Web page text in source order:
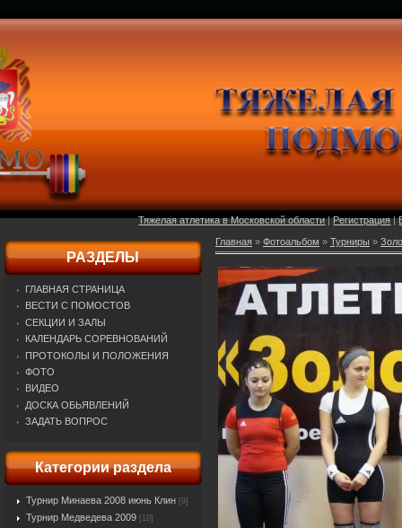
Тяжелая атлетика в Московской области|Регистрация|
РАЗДЕЛЫ
ГЛАВНАЯ СТРАНИЦА
ВЕСТИ С ПОМОСТОВ
СЕКЦИИ И ЗАЛЫ
КАЛЕНДАРЬ СОРЕВНОВАНИЙ
ПРОТОКОЛЫ И ПОЛОЖЕНИЯ
ФОТО
ВИДЕО
ДОСКА ОБЬЯВЛЕНИЙ
ЗАДАТЬ ВОПРОС
Категории раздела
Турнир Минаева 2008 июнь Клин [9]
Турнир Медведева 2009 [10]
Главная » Фотоальбом » Турниры »